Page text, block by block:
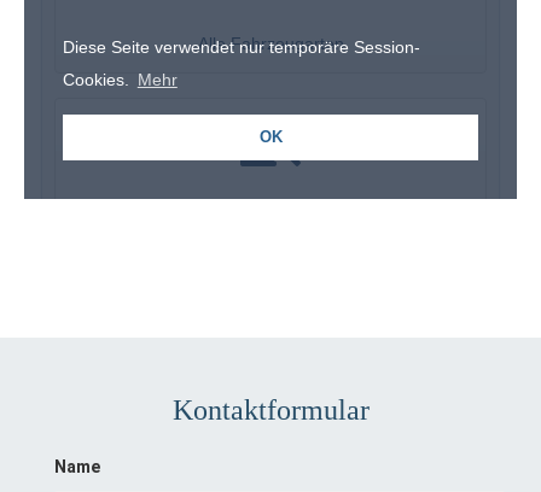
Kontaktformular
Name